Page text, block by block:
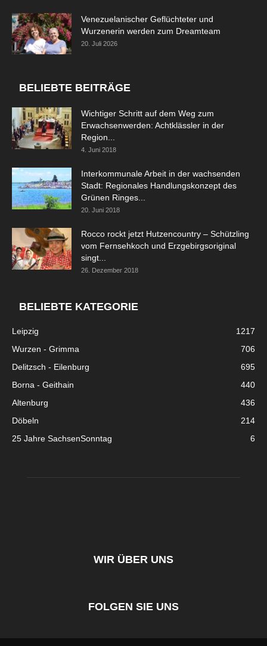
Venezuelanischer Geflüchteter und
Wurzenerin werden zum Dreamteam
20. Juli 2026
BELIEBTE BEITRÄGE
Wichtiger Schritt auf dem Weg zum
Erwachsenwerden: Achtklässler in der
Region...
4. Juni 2018
Interkommunale Arbeit in der wachsenden
Stadt: Regionales Handlungskonzept des
Grünen Ringes...
20. Juni 2018
Rocco rockt jetzt Hutzencountry – Schützling
vom Fernsehkoch und Erzgebirgsoriginal
singt...
26. Dezember 2018
BELIEBTE KATEGORIE
Leipzig
1217
Wurzen - Grimma
706
Delitzsch - Eilenburg
695
Borna - Geithain
440
Altenburg
436
Döbeln
214
25 Jahre SachsenSonntag
6
WIR ÜBER UNS
FOLGEN SIE UNS